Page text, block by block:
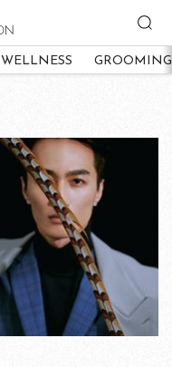
WELLNESS GROOMING